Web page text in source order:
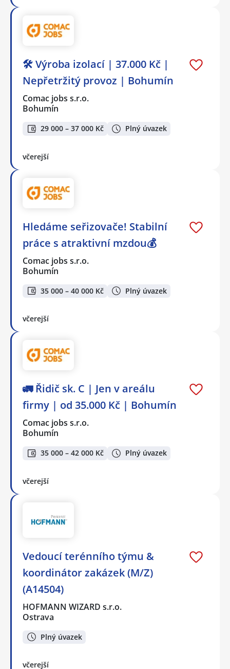
🛠️ Výroba izolací | 37.000 Kč |
Nepřetržitý provoz | Bohumín
Comac jobs s.r.o.
Bohumín
29 000 – 37 000 Kč Plný úvazek
včerejší
Hledáme seřizovače! Stabilní
práce s atraktivní mzdou💰
Comac jobs s.r.o.
Bohumín
35 000 – 40 000 Kč Plný úvazek
včerejší
🚛 Řidič sk. C | Jen v areálu
firmy | od 35.000 Kč | Bohumín
Comac jobs s.r.o.
Bohumín
35 000 – 42 000 Kč Plný úvazek
včerejší
Vedoucí terénního týmu &
koordinátor zakázek (M/Z)
(A14504)
HOFMANN WIZARD s.r.o.
Ostrava
Plný úvazek
včerejší